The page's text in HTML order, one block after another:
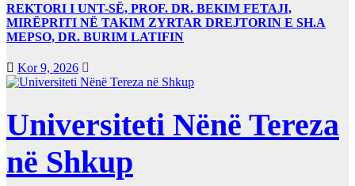
REKTORI I UNT-SË, PROF. DR. BEKIM FETAJI,
MIRËPRITI NË TAKIM ZYRTAR DREJTORIN E SH.A
MEPSO, DR. BURIM LATIFIN
Kor 9, 2026
Universiteti Nënë Tereza
në Shkup